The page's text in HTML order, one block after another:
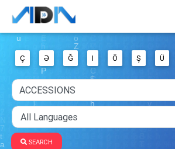
Ç Ə Ğ I Ö Ş Ü
SEARCH